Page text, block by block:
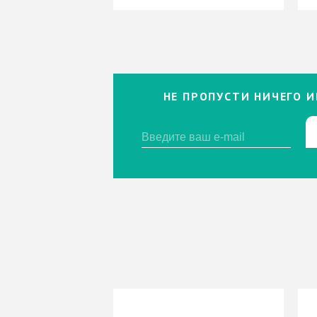
НЕ ПРОПУСТИ НИЧЕГО